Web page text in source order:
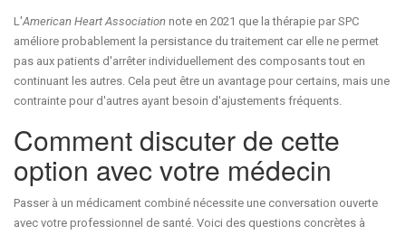
L'American Heart Association note en 2021 que la thérapie par SPC
améliore probablement la persistance du traitement car elle ne permet
pas aux patients d'arrêter individuellement des composants tout en
continuant les autres. Cela peut être un avantage pour certains, mais une
contrainte pour d'autres ayant besoin d'ajustements fréquents.
Comment discuter de cette
option avec votre médecin
Passer à un médicament combiné nécessite une conversation ouverte
avec votre professionnel de santé. Voici des questions concrètes à